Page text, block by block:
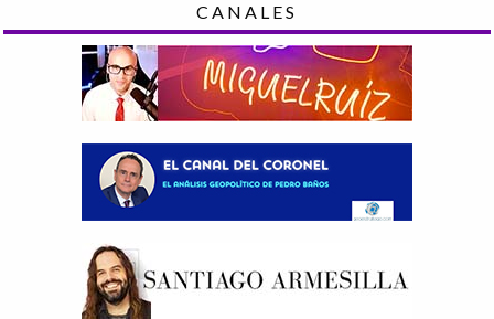
CANALES